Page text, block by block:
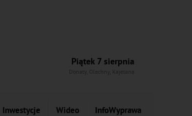
Piątek 7 sierpnia
Donaty, Olechny, Kajetana
Inwestycje Wideo InfoWyprawa